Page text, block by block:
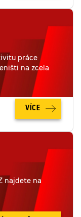
práce
na zcela
VÍCE
najdete na